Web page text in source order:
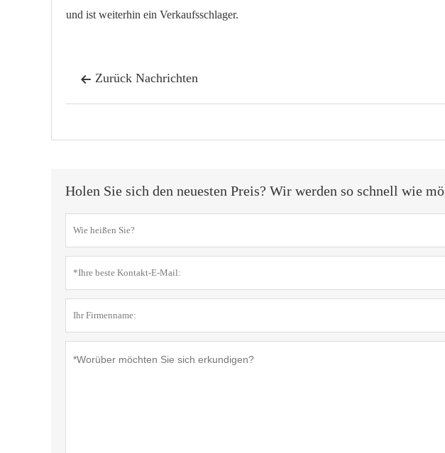
und ist weiterhin ein Verkaufsschlager.
 Zurück Nachrichten
Holen Sie sich den neuesten Preis? Wir werden so schnell wie